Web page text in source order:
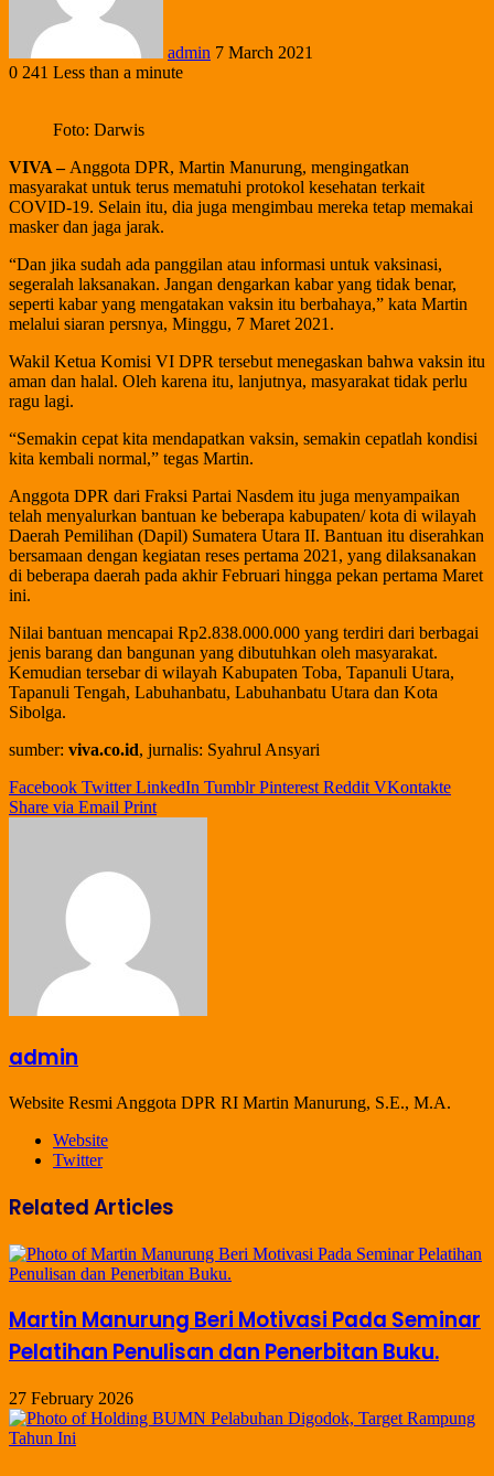
admin 7 March 2021
0 241 Less than a minute
Foto: Darwis
VIVA –Anggota DPR, Martin Manurung, mengingatkan
masyarakat untuk terus mematuhi protokol kesehatan terkait
COVID-19. Selain itu, dia juga mengimbau mereka tetap memakai
masker dan jaga jarak.
“Dan jika sudah ada panggilan atau informasi untuk vaksinasi,
segeralah laksanakan. Jangan dengarkan kabar yang tidak benar,
seperti kabar yang mengatakan vaksin itu berbahaya,” kata Martin
melalui siaran persnya, Minggu, 7 Maret 2021.
Wakil Ketua Komisi VI DPR tersebut menegaskan bahwa vaksin itu
aman dan halal. Oleh karena itu, lanjutnya, masyarakat tidak perlu
ragu lagi.
“Semakin cepat kita mendapatkan vaksin, semakin cepatlah kondisi
kita kembali normal,” tegas Martin.
Anggota DPR dari Fraksi Partai Nasdem itu juga menyampaikan
telah menyalurkan bantuan ke beberapa kabupaten/ kota di wilayah
Daerah Pemilihan (Dapil) Sumatera Utara II. Bantuan itu diserahkan
bersamaan dengan kegiatan reses pertama 2021, yang dilaksanakan
di beberapa daerah pada akhir Februari hingga pekan pertama Maret
ini.
Nilai bantuan mencapai Rp2.838.000.000 yang terdiri dari berbagai
jenis barang dan bangunan yang dibutuhkan oleh masyarakat.
Kemudian tersebar di wilayah Kabupaten Toba, Tapanuli Utara,
Tapanuli Tengah, Labuhanbatu, Labuhanbatu Utara dan Kota
Sibolga.
sumber: viva.co.id, jurnalis: Syahrul Ansyari
Facebook Twitter LinkedIn Tumblr Pinterest Reddit VKontakte
Share via Email Print
admin
Website Resmi Anggota DPR RI Martin Manurung, S.E., M.A.
Website
Twitter
Related Articles
Martin Manurung Beri Motivasi Pada Seminar
Pelatihan Penulisan dan Penerbitan Buku.
27 February 2026